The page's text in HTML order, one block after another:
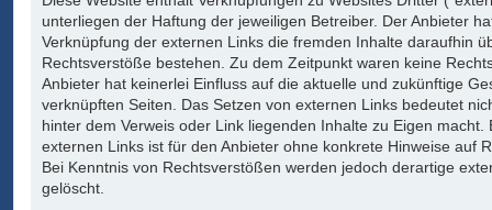
unterliegen der Haftung der jeweiligen Betreiber. Der Anbieter
Verknüpfung der externen Links die fremden Inhalte daraufhin
Rechtsverstöße bestehen. Zu dem Zeitpunkt waren keine
Anbieter hat keinerlei Einfluss auf die aktuelle und zukünftige
verknüpften Seiten. Das Setzen von externen Links bedeutet
hinter dem Verweis oder Link liegenden Inhalte zu Eigen macht.
externen Links ist für den Anbieter ohne konkrete Hinweise auf
Bei Kenntnis von Rechtsverstößen werden jedoch derartige
gelöscht.